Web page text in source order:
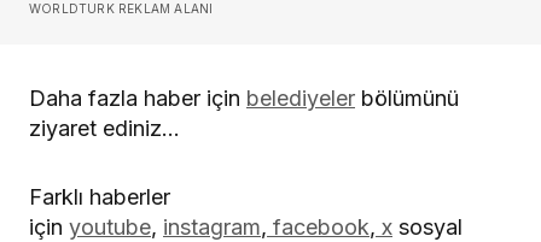
WORLDTURK REKLAM ALANI
Daha fazla haber için belediyeler bölümünü
ziyaret ediniz…
Farklı haberler
için youtube, instagram, facebook, x sosyal